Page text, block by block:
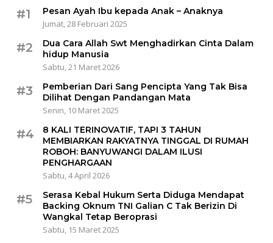
#1
Pesan Ayah Ibu kepada Anak – Anaknya
Jumat, 28 Februari 2025
#2
Dua Cara Allah Swt Menghadirkan Cinta Dalam
hidup Manusia
Sabtu, 21 Maret 2026
#3
Pemberian Dari Sang Pencipta Yang Tak Bisa
Dilihat Dengan Pandangan Mata
Senin, 10 Maret 2025
#4
8 KALI TERINOVATIF, TAPI 3 TAHUN
MEMBIARKAN RAKYATNYA TINGGAL DI RUMAH
ROBOH: BANYUWANGI DALAM ILUSI
PENGHARGAAN
Sabtu, 4 April 2026
#5
Serasa Kebal Hukum Serta Diduga Mendapat
Backing Oknum TNI Galian C Tak Berizin Di
Wangkal Tetap Beroprasi
Sabtu, 15 Maret 2025